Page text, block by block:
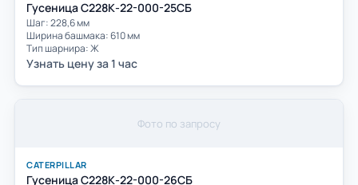
Гусеница C228К-22-000-25СБ
Шаг: 228,6 мм
Ширина башмака: 610 мм
Тип шарнира: Ж
Узнать цену за 1 час
Фото по запросу
CATERPILLAR
Гусеница C228К-22-000-26СБ